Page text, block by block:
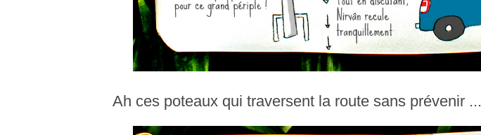
Ah ces poteaux qui traversent la route sans prévenir ...